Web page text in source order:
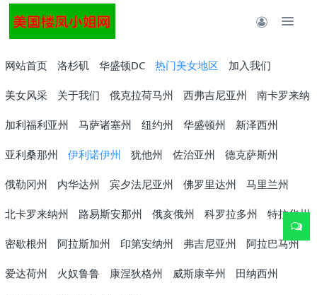
网站首页 洛杉矶 华盛顿DC 热门美女地区 加入我们
美女风采 关于我们 俄克拉荷马州 西弗吉尼亚州 南卡罗来纳
加利福利亚州 马萨诸塞州 纽约州 华盛顿州 新泽西州
亚利桑那州 伊利诺伊州 犹他州 佐治亚州 德克萨斯州
俄勒冈州 内华达州 宾夕法尼亚州 佛罗里达州 马里兰州
北卡罗来纳州 路易斯安那州 俄亥俄州 科罗拉多州 特拉华州
密歇根州 阿拉斯加州 印第安纳州 弗吉尼亚州 阿拉巴马州
爱达荷州 火奴鲁鲁 康涅狄格州 威斯康辛州 田纳西州